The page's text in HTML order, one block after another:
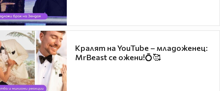
Кралят на YouTube – младоженец:
MrBeast се ожени!💍🥰